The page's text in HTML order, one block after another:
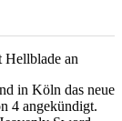
in Köln das neue
4 angekündigt.